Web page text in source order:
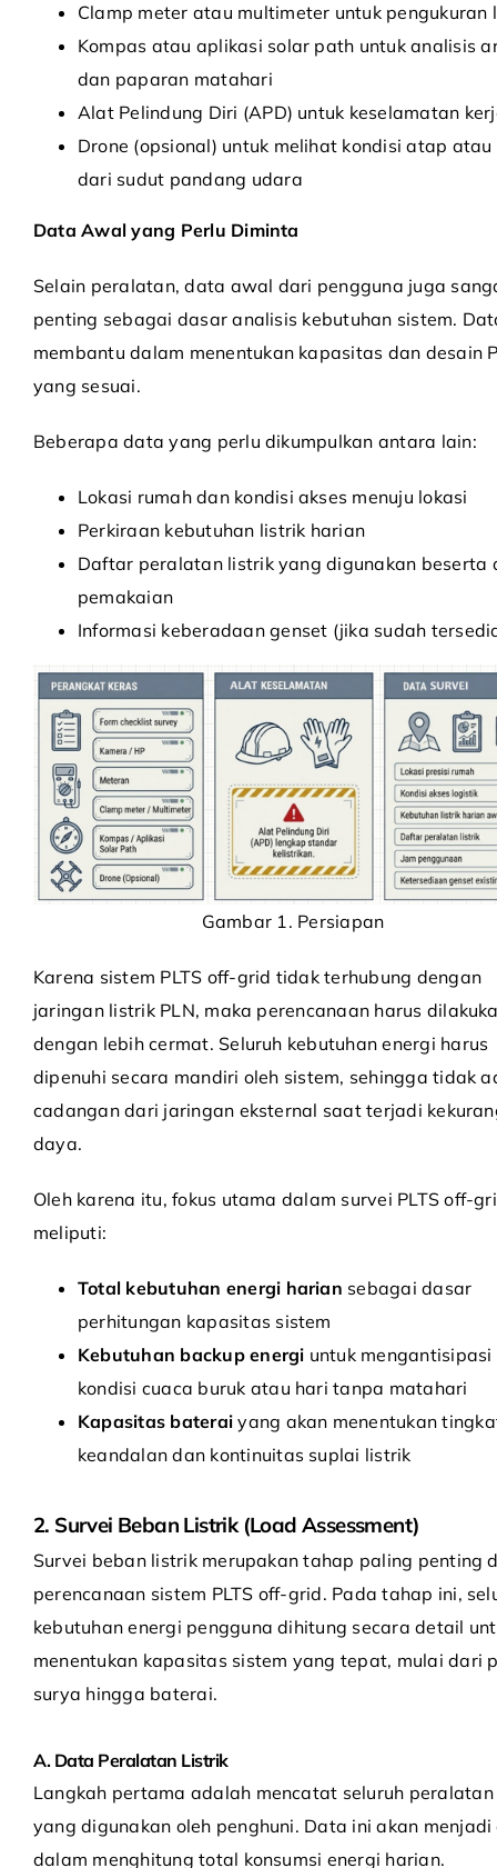
Clamp meter atau multimeter untuk pengukuran
Kompas atau aplikasi solar path untuk analisis
dan paparan matahari
Alat Pelindung Diri (APD) untuk keselamatan
Drone (opsional) untuk melihat kondisi atap
dari sudut pandang udara
Data Awal yang Perlu Diminta
Selain peralatan, data awal dari pengguna juga
penting sebagai dasar analisis kebutuhan sistem.
membantu dalam menentukan kapasitas dan desain
yang sesuai.
Beberapa data yang perlu dikumpulkan antara lain:
Lokasi rumah dan kondisi akses menuju lokasi
Perkiraan kebutuhan listrik harian
Daftar peralatan listrik yang digunakan beserta
pemakaian
Informasi keberadaan genset (jika sudah
Gambar 1. Persiapan
Karena sistem PLTS off-grid tidak terhubung dengan
jaringan listrik PLN, maka perencanaan harus
dengan lebih cermat. Seluruh kebutuhan energi harus
dipenuhi secara mandiri oleh sistem, sehingga tidak
cadangan dari jaringan eksternal saat terjadi
daya.
Oleh karena itu, fokus utama dalam survei PLTS off-
meliputi:
Total kebutuhan energi harian sebagai dasar
perhitungan kapasitas sistem
Kebutuhan backup energi untuk mengantisipasi
kondisi cuaca buruk atau hari tanpa matahari
Kapasitas baterai yang akan menentukan
keandalan dan kontinuitas suplai listrik
2. Survei Beban Listrik (Load Assessment)
Survei beban listrik merupakan tahap paling penting
perencanaan sistem PLTS off-grid. Pada tahap ini,
kebutuhan energi pengguna dihitung secara detail
menentukan kapasitas sistem yang tepat, mulai dari
surya hingga baterai.
A. Data Peralatan Listrik
Langkah pertama adalah mencatat seluruh
yang digunakan oleh penghuni. Data ini akan
dalam menghitung total konsumsi energi harian.